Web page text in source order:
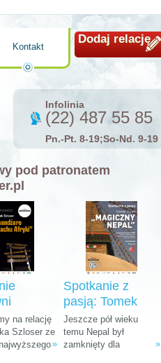
Dodaj relację
Kontakt
Infolinia
(22) 487 55 85
Pn.-Pt. 8-19;So-Nd. 9-19
pod patronatem
Ania i
Szloser
–
na relację
Szloser ze
»
Spotkanie z
pasją: Tomek
Tułak „Magiczny
Nepal”
Jeszcze pół wieku
temu Nepal był
zamknięty dla
»